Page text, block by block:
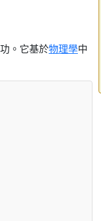
。它基於物理學中